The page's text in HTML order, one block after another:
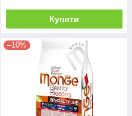
Купити
–10%